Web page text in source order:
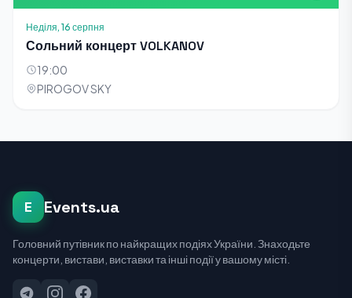
Неділя, 16 серпня
Сольний концерт VOLKANOV
19:00
PIROGOV SKY
E Events.ua
Головний путівник по найкращих подіях України. Знаходьте
концерти, вистави, виставки та інші події у вашому місті.